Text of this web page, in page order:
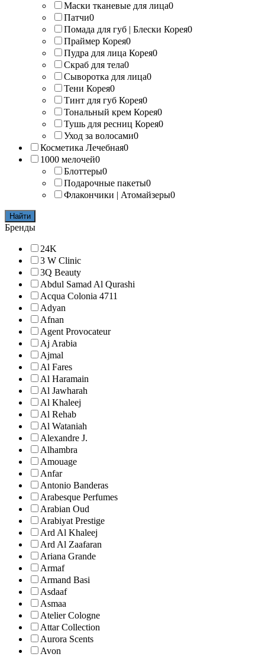
Маски тканевые для лица0
Патчи0
Помада для губ | Блески Корея0
Праймер Корея0
Пудра для лица Корея0
Скраб для тела0
Сыворотка для лица0
Тени Корея0
Тинт для губ Корея0
Тональный крем Корея0
Тушь для ресниц Корея0
Уход за волосами0
Косметика Лечебная0
1000 мелочей0
Блоттеры0
Подарочные пакеты0
Флакончики | Атомайзеры0
Найти
Бренды
24K
3 W Clinic
3Q Beauty
Abdul Samad Al Qurashi
Acqua Colonia 4711
Adyan
Afnan
Agent Provocateur
Aj Arabia
Ajmal
Al Fares
Al Haramain
Al Jawharah
Al Khaleej
Al Rehab
Al Wataniah
Alexandre J.
Alhambra
Amouage
Anfar
Antonio Banderas
Arabesque Perfumes
Arabian Oud
Arabiyat Prestige
Ard Al Khaleej
Ard Al Zaafaran
Ariana Grande
Armaf
Armand Basi
Asdaaf
Asmaa
Atelier Cologne
Attar Collection
Aurora Scents
Avon